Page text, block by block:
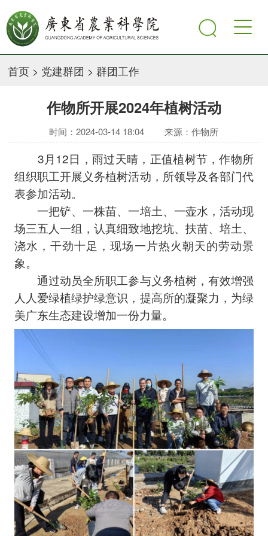
首页 > 党建群团 > 群团工作
作物所开展2024年植树活动
时间：2024-03-14 18:04 来源：作物所
3月12日，雨过天晴，正值植树节，作物所
组织职工开展义务植树活动，所领导及各部门代
表参加活动。
一把铲、一株苗、一培土、一壶水，活动现
场三五人一组，认真细致地挖坑、扶苗、培土、
浇水，干劲十足，现场一片热火朝天的劳动景
象。
通过动员全所职工参与义务植树，有效增强
人人爱绿植绿护绿意识，提高所的凝聚力，为绿
美广东生态建设增加一份力量。